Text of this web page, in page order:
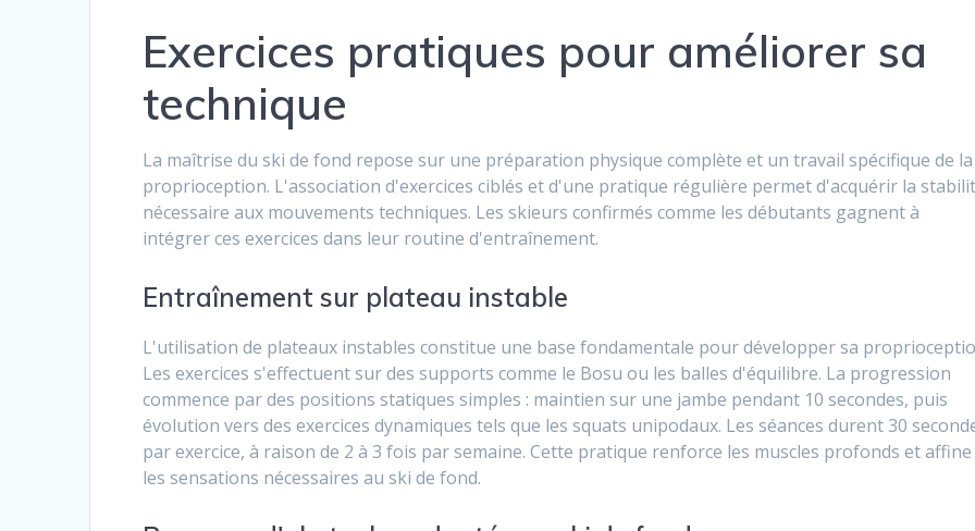
Exercices pratiques pour améliorer sa
technique
La maîtrise du ski de fond repose sur une préparation physique complète et un travail spécifique de la
proprioception. L'association d'exercices ciblés et d'une pratique régulière permet d'acquérir la
nécessaire aux mouvements techniques. Les skieurs confirmés comme les débutants gagnent à
intégrer ces exercices dans leur routine d'entraînement.
Entraînement sur plateau instable
L'utilisation de plateaux instables constitue une base fondamentale pour développer sa
Les exercices s'effectuent sur des supports comme le Bosu ou les balles d'équilibre. La progression
commence par des positions statiques simples : maintien sur une jambe pendant 10 secondes, puis
évolution vers des exercices dynamiques tels que les squats unipodaux. Les séances durent 30
par exercice, à raison de 2 à 3 fois par semaine. Cette pratique renforce les muscles profonds et affine
les sensations nécessaires au ski de fond.